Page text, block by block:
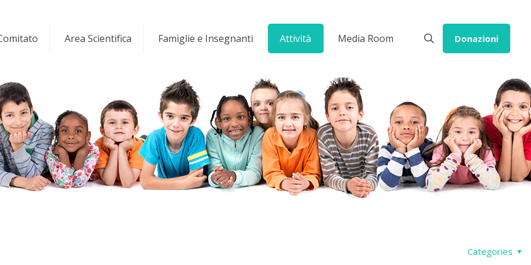
Area Scientifica Famiglie e Insegnanti Attività Media Room Donazioni
Categories